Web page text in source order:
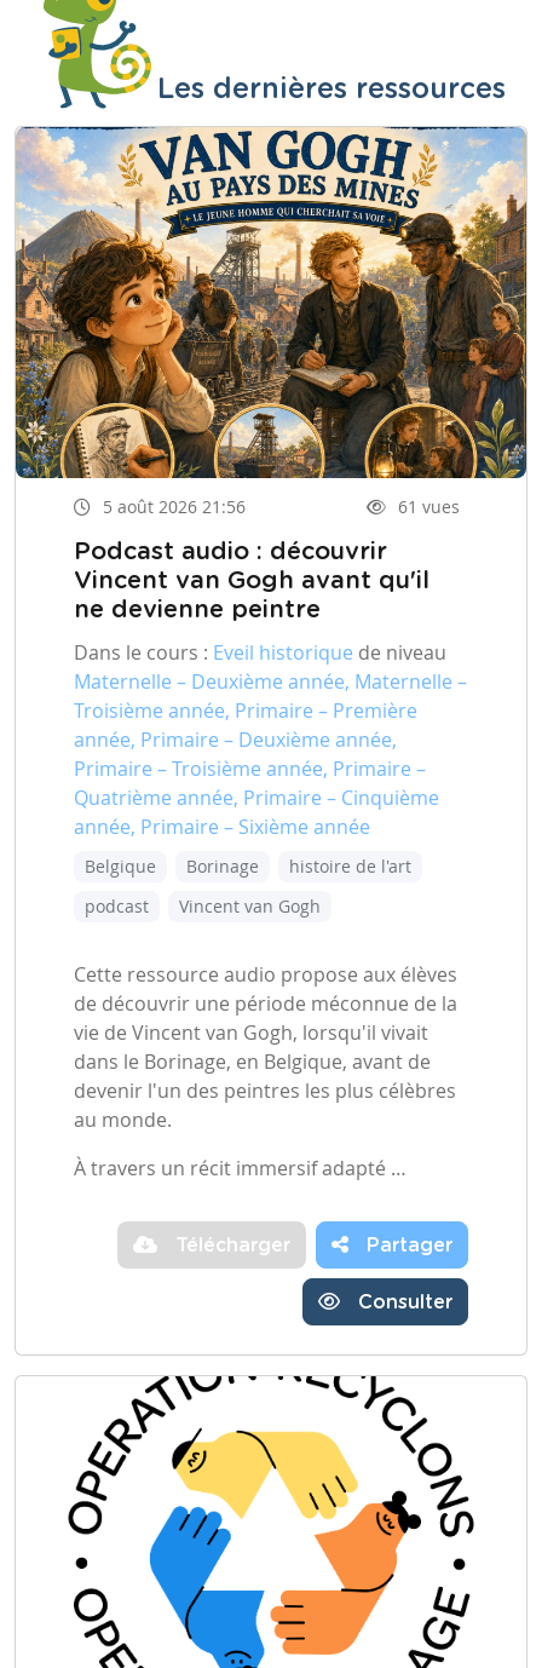
Les dernières ressources
5 août 2026 21:56 61 vues
Podcast audio : découvrir
Vincent van Gogh avant qu'il
ne devienne peintre
Dans le cours : Eveil historique de niveau
Maternelle – Deuxième année, Maternelle –
Troisième année, Primaire – Première
année, Primaire – Deuxième année,
Primaire – Troisième année, Primaire –
Quatrième année, Primaire – Cinquième
année, Primaire – Sixième année
Belgique Borinage
histoire de l'art
podcast
Vincent van Gogh
Cette ressource audio propose aux élèves
de découvrir une période méconnue de la
vie de Vincent van Gogh, lorsqu'il vivait
dans le Borinage, en Belgique, avant de
devenir l'un des peintres les plus célèbres
au monde.
À travers un récit immersif adapté …
Télécharger Partager
Consulter